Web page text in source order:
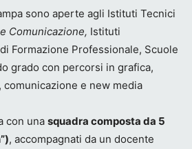
sono aperte agli Istituti Tecnici
Comunicazione, Istituti
Formazione Professionale, Scuole
grado con percorsi in grafica,
comunicazione e new media
con una squadra composta da 5
, accompagnati da un docente